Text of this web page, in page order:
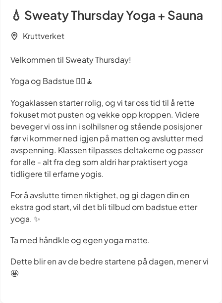
💧 Sweaty Thursday Yoga + Sauna
Kruttverket
Velkommen til Sweaty Thursday!
Yoga og Badstue 🧖‍♀️🧘
Yogaklassen starter rolig, og vi tar oss tid til å rette
fokuset mot pusten og vekke opp kroppen. Videre
beveger vi oss inn i solhilsner og stående posisjoner
før vi kommer ned igjen på matten og avslutter med
avspenning. Klassen tilpasses deltakerne og passer
for alle - alt fra deg som aldri har praktisert yoga
tidligere til erfarne yogis.
For å avslutte timen riktighet, og gi dagen din en
ekstra god start, vil det bli tilbud om badstue etter
yoga. ✨
Ta med håndkle og egen yoga matte.
Dette blir en av de bedre startene på dagen, mener vi
🤩